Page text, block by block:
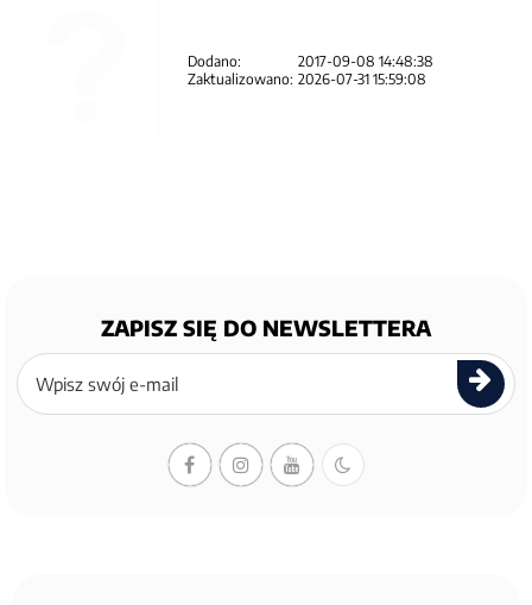
Dodano:
2017-09-08 14:48:38
Zaktualizowano: 2026-07-31 15:59:08
ZAPISZ SIĘ DO NEWSLETTERA
Zapisz
się
newslettera